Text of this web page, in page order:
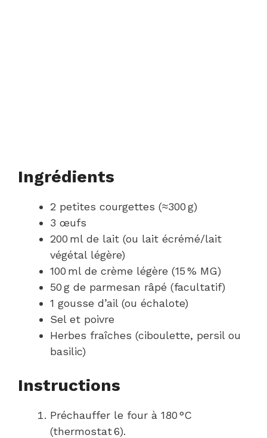
Ingrédients
2 petites courgettes (≈300 g)
3 œufs
200 ml de lait (ou lait écrémé/lait
végétal légère)
100 ml de crème légère (15 % MG)
50 g de parmesan râpé (facultatif)
1 gousse d’ail (ou échalote)
Sel et poivre
Herbes fraîches (ciboulette, persil ou
basilic)
Instructions
Préchauffer le four à 180 °C
(thermostat 6).